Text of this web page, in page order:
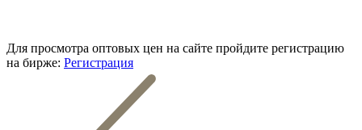
Для просмотра оптовых цен на сайте пройдите регистрацию
на бирже: Регистрация